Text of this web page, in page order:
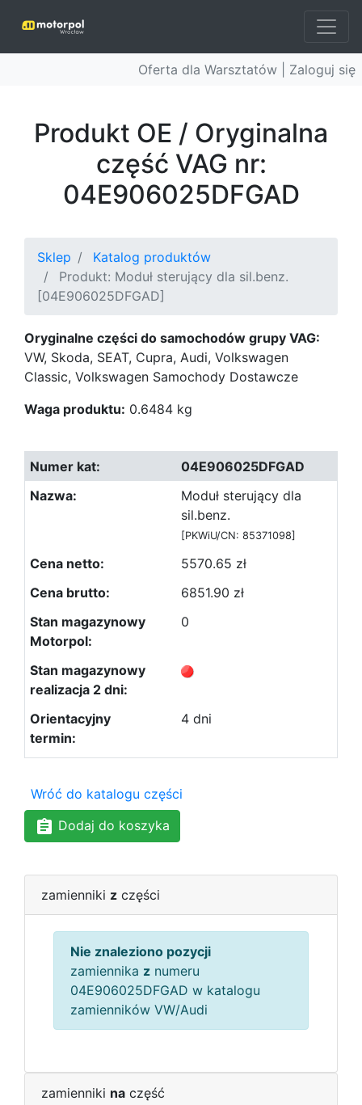
Oferta dla Warsztatów | Zaloguj się
Produkt OE / Oryginalna
część VAG nr:
04E906025DFGAD
Sklep
Katalog produktów
Produkt: Moduł sterujący dla sil.benz.
[04E906025DFGAD]
Oryginalne części do samochodów grupy VAG:
VW, Skoda, SEAT, Cupra, Audi, Volkswagen
Classic, Volkswagen Samochody Dostawcze
Waga produktu: 0.6484 kg
04E906025DFGAD
Moduł sterujący dla
sil.benz.
[PKWiU/CN: 85371098]
5570.65 zł
6851.90 zł
0
4 dni
Wróć do katalogu części
Dodaj do koszyka
zamienniki z części
Nie znaleziono pozycji
zamiennika z numeru
04E906025DFGAD w katalogu
zamienników VW/Audi
zamienniki na część